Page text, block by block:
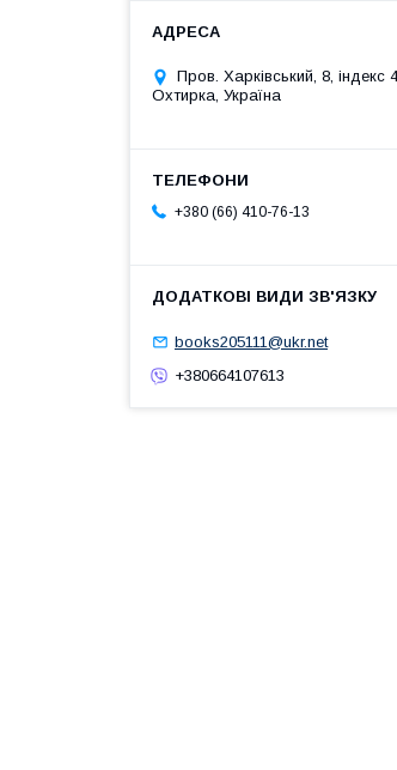
Пров. Харківський, 8, індекс
Охтирка, Україна
+380 (66) 410-76-13
books205111@ukr.net
+380664107613